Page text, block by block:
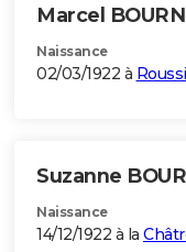
Marcel
Naissance
02/03/1922 à
Suzanne
Naissance
14/12/1922 à la